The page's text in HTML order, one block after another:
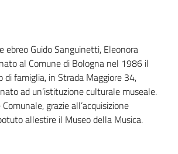
ebreo Guido Sanguinetti, Eleonora
al Comune di Bologna nel 1986 il
di famiglia, in Strada Maggiore 34,
ad un’istituzione culturale museale.
grazie all’acquisizione
allestire il Museo della Musica.